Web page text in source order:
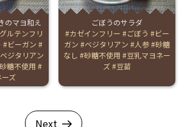
のマヨ和え
ルテンフリ
ビーガン
ベジタリアン
糖不使用
ズ
ごぼうのサラダ
Tags:
カゼインフリー ごぼう
ビー
ガン
ベジタリアン 人参 砂糖
なし
砂糖不使用
豆乳マヨネー
ズ
豆苗
Next